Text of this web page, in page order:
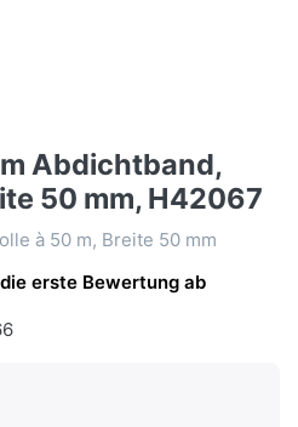
Abdichtband,
50 mm, H42067
à 50 m, Breite 50 mm
erste Bewertung ab